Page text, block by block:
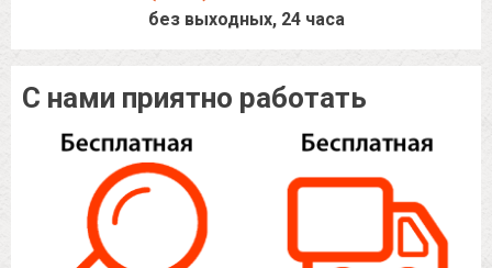
без выходных, 24 часа
С нами приятно работать